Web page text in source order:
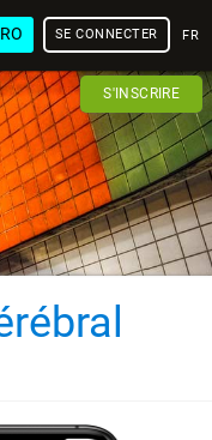
SE CONNECTER
S'INSCRIRE